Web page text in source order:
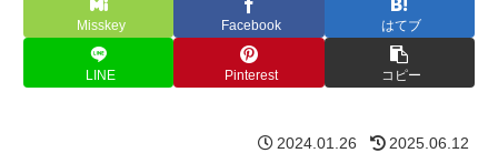
Misskey Facebook はてブ
LINE Pinterest コピー
2024.01.26 2025.06.12